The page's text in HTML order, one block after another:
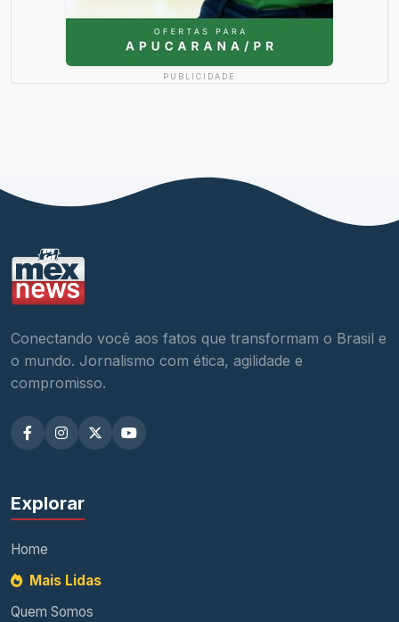
PUBLICIDADE
Conectando você aos fatos que transformam o Brasil e
o mundo. Jornalismo com ética, agilidade e
compromisso.
Explorar
Home
Mais Lidas
Quem Somos